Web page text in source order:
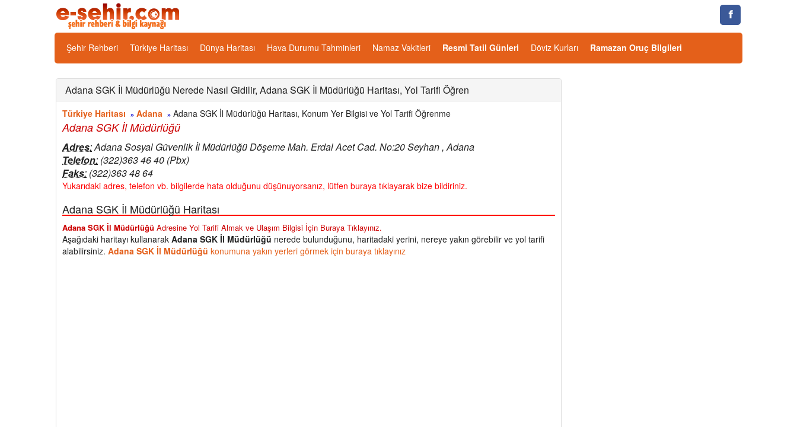
Şehir Rehberi Türkiye Haritası Dünya Haritası Hava Durumu Tahminleri Namaz Vakitleri Resmi Tatil Günleri Döviz Kurları Ramazan Oruç Bilgileri
Adana SGK İl Müdürlüğü Nerede Nasıl Gidilir, Adana SGK İl Müdürlüğü Haritası, Yol Tarifi Öğren
Türkiye Haritası » Adana » Adana SGK İl Müdürlüğü Haritası, Konum Yer Bilgisi ve Yol Tarifi Öğrenme
Adana SGK İl Müdürlüğü
Adres:Adana Sosyal Güvenlik İl Müdürlüğü Döşeme Mah. Erdal Acet Cad. No:20 Seyhan , Adana
Telefon: (322)363 46 40 (Pbx)
Faks: (322)363 48 64
Yukarıdaki adres, telefon vb. bilgilerde hata olduğunu düşünuyorsanız, lütfen buraya tıklayarak bize bildiriniz.
Adana SGK İl Müdürlüğü Haritası
Adana SGK İl Müdürlüğü Adresine Yol Tarifi Almak ve Ulaşım Bilgisi İçin Buraya Tıklayınız.
Aşağıdaki haritayı kullanarak Adana SGK İl Müdürlüğü nerede bulunduğunu, haritadaki yerini, nereye yakın görebilir ve yol tarifi
alabilirsiniz. Adana SGK İl Müdürlüğü konumuna yakın yerleri görmek için buraya tıklayınız